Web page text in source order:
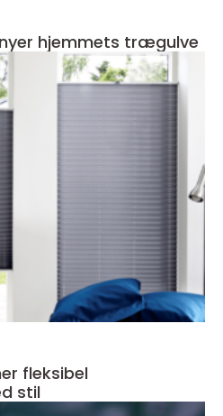
hjemmets trægulve
stil